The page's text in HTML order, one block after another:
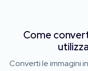
Come
Converti le immagini